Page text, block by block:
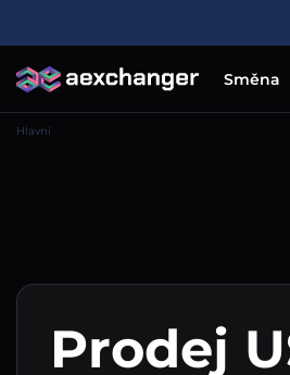
Směna
Hlavní
Prodej